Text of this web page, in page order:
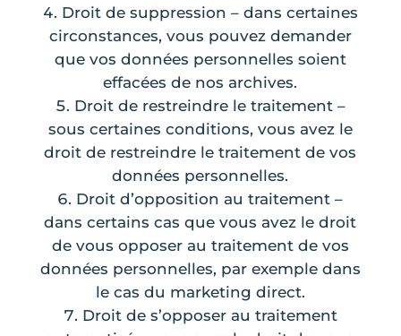
Droit de suppression – dans certaines
circonstances, vous pouvez demander
que vos données personnelles soient
effacées de nos archives.
Droit de restreindre le traitement –
sous certaines conditions, vous avez le
droit de restreindre le traitement de vos
données personnelles.
Droit d’opposition au traitement –
dans certains cas que vous avez le droit
de vous opposer au traitement de vos
données personnelles, par exemple dans
le cas du marketing direct.
Droit de s’opposer au traitement